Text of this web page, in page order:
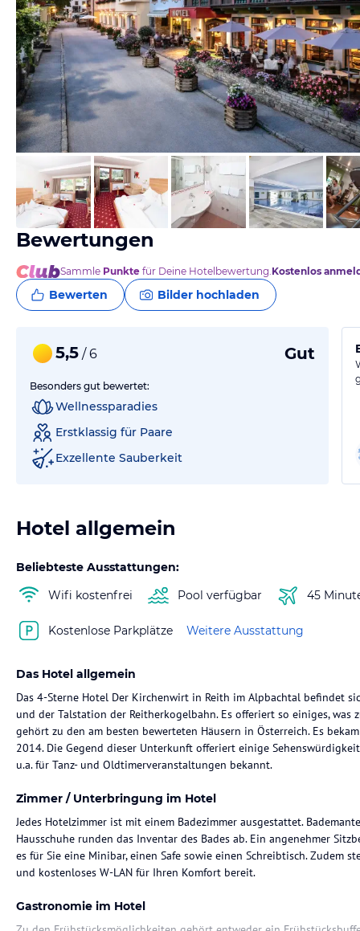
vom Hotelier, Juli 2023
Bewertungen
Sammle Punkte für Deine Hotelbewertung.Kostenlos
Bewerten Bilder hochladen
5,5 / 6 Gut
Besonders gut bewertet:
Wellnessparadies
Erstklassig für Paare
Exzellente Sauberkeit
Hotel allgemein
Beliebteste Ausstattungen:
Wifi kostenfrei
Pool verfügbar 45
Kostenlose Parkplätze Weitere Ausstattung
Das Hotel allgemein
Das 4-Sterne Hotel Der Kirchenwirt in Reith im Alpbachtal befindet
und der Talstation der Reitherkogelbahn. Es offeriert so einiges, was
gehört zu den am besten bewerteten Häusern in Österreich. Es
2014. Die Gegend dieser Unterkunft offeriert einige
u.a. für Tanz- und Oldtimerveranstaltungen bekannt.
Zimmer / Unterbringung im Hotel
Jedes Hotelzimmer ist mit einem Badezimmer ausgestattet.
Hausschuhe runden das Inventar des Bades ab. Ein angenehmer
es für Sie eine Minibar, einen Safe sowie einen Schreibtisch. Zudem
und kostenloses W-LAN für Ihren Komfort bereit.
Gastronomie im Hotel